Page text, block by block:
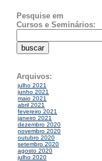
Pesquise em
Cursos e Seminários:
Arquivos:
julho 2021
junho 2021
maio 2021
abril 2021
fevereiro 2021
janeiro 2021
dezembro 2020
novembro 2020
outubro 2020
setembro 2020
agosto 2020
julho 2020